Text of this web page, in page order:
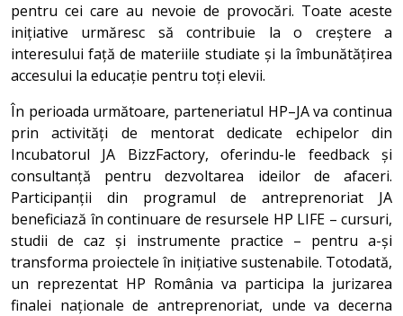
pentru cei care au nevoie de provocări. Toate aceste
inițiative urmăresc să contribuie la o creștere a
interesului față de materiile studiate și la îmbunătățirea
accesului la educație pentru toți elevii.
În perioada următoare, parteneriatul HP–JA va continua
prin activități de mentorat dedicate echipelor din
Incubatorul JA BizzFactory, oferindu-le feedback și
consultanță pentru dezvoltarea ideilor de afaceri.
Participanții din programul de antreprenoriat JA
beneficiază în continuare de resursele HP LIFE – cursuri,
studii de caz și instrumente practice – pentru a-și
transforma proiectele în inițiative sustenabile. Totodată,
un reprezentat HP România va participa la jurizarea
finalei naționale de antreprenoriat, unde va decerna